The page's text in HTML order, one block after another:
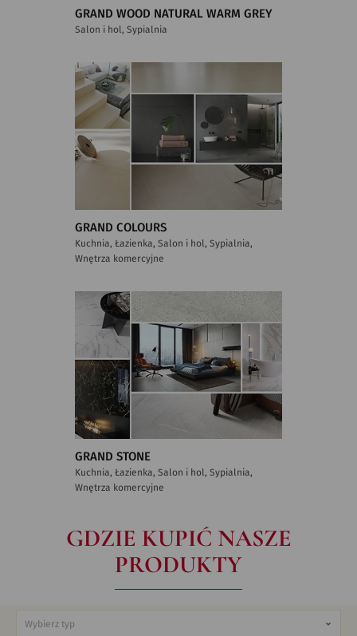
GRAND WOOD NATURAL WARM GREY
Salon i hol, Sypialnia
GRAND COLOURS
Kuchnia, Łazienka, Salon i hol, Sypialnia,
Wnętrza komercyjne
GRAND STONE
Kuchnia, Łazienka, Salon i hol, Sypialnia,
Wnętrza komercyjne
GDZIE KUPIĆ NASZE
PRODUKTY